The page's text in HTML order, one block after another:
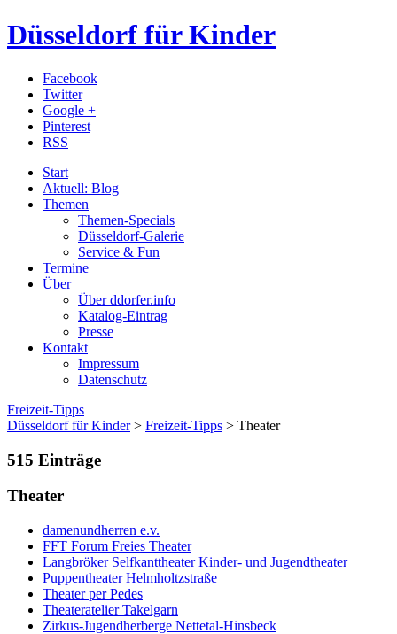
Düsseldorf für Kinder
Facebook
Twitter
Google +
Pinterest
RSS
Start
Aktuell: Blog
Themen
Themen-Specials
Düsseldorf-Galerie
Service & Fun
Termine
Über
Über ddorfer.info
Katalog-Eintrag
Presse
Kontakt
Impressum
Datenschutz
Freizeit-Tipps
Düsseldorf für Kinder> Freizeit-Tipps > Theater
515 Einträge
Theater
damenundherren e.v.
FFT Forum Freies Theater
Langbröker Selfkanttheater Kinder- und Jugendtheater
Puppentheater Helmholtzstraße
Theater per Pedes
Theateratelier Takelgarn
Zirkus-Jugendherberge Nettetal-Hinsbeck